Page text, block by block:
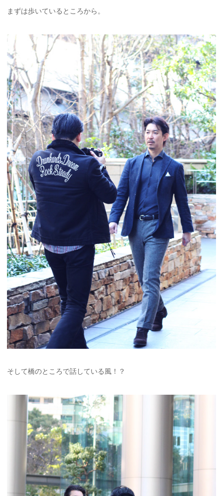
まずは歩いているところから。
そして橋のところで話している風！？